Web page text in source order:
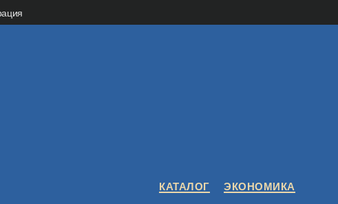
Рубрики
КАТАЛОГ ЭКОНОМИКА